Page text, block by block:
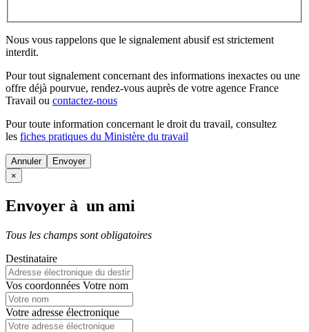
Nous vous rappelons que le signalement abusif est strictement
interdit.
Pour tout signalement concernant des informations inexactes ou une
offre déjà pourvue, rendez-vous auprès de votre agence France
Travail ou contactez-nous
Pour toute information concernant le droit du travail, consultez
les fiches pratiques du Ministère du travail
Annuler
×
Envoyer à un ami
Tous les champs sont obligatoires
Destinataire
Vos coordonnées Votre nom
Votre adresse électronique